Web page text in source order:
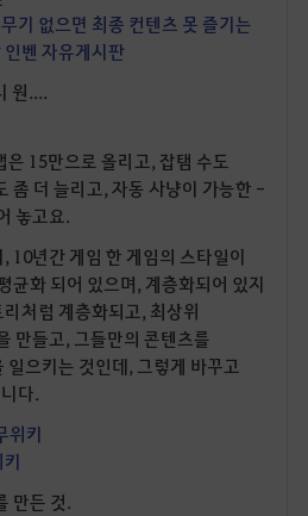
기 없으면 최종 컨텐츠 못 즐기는
벤 자유게시판
원....
15만으로 올리고, 잡탬 수도
좀 더 늘리고, 자동 사냥이 가능한 -
놓고요.
10년간 게임 한 게임의 스타일이
균화 되어 있으며, 계층화되어 있지
처럼 계층화되고, 최상위
만들고, 그들만의 콘텐츠를
으키는 것인데, 그렇게 바꾸고
다.
위키
만든 것.